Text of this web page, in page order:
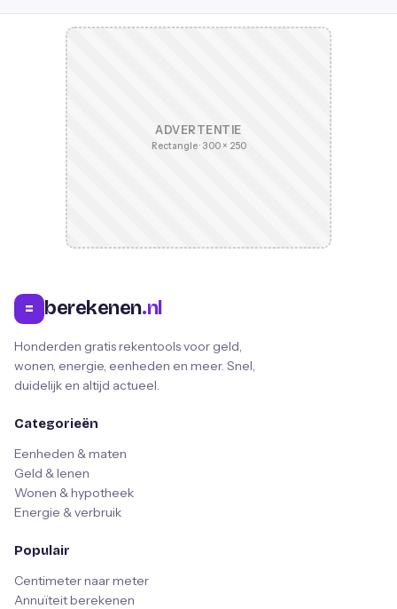
ADVERTENTIE
Rectangle · 300 × 250
= berekenen.nl
Honderden gratis rekentools voor geld,
wonen, energie, eenheden en meer. Snel,
duidelijk en altijd actueel.
Categorieën
Eenheden & maten
Geld & lenen
Wonen & hypotheek
Energie & verbruik
Populair
Centimeter naar meter
Annuïteit berekenen